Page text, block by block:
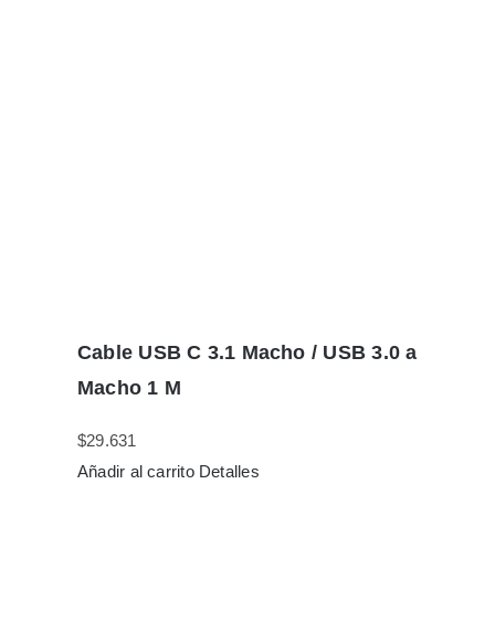
Cable USB C 3.1 Macho / USB 3.0 a
Macho 1 M
$29.631
Añadir al carrito Detalles